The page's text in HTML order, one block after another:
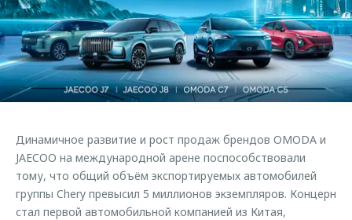
Страхование
Кредитный калькулятор
Аксессуары
Одежда и сувениры
Запчасти
Трейд-ин
Калькулятор трейд-ин
Клиентская поддержка
O&J Автоклуб
Клуб владельцев OMODA
Приложение O&J
Одежда и сувениры
Оригинальные аксессуары
Запчасти
Обратная связь
Динамичное развитие и рост продаж брендов OMODA и
JAECOO на международной арене поспособствовали
тому, что общий объём экспортируемых автомобилей
группы Chery превысил 5 миллионов экземпляров. Концерн
стал первой автомобильной компанией из Китая,